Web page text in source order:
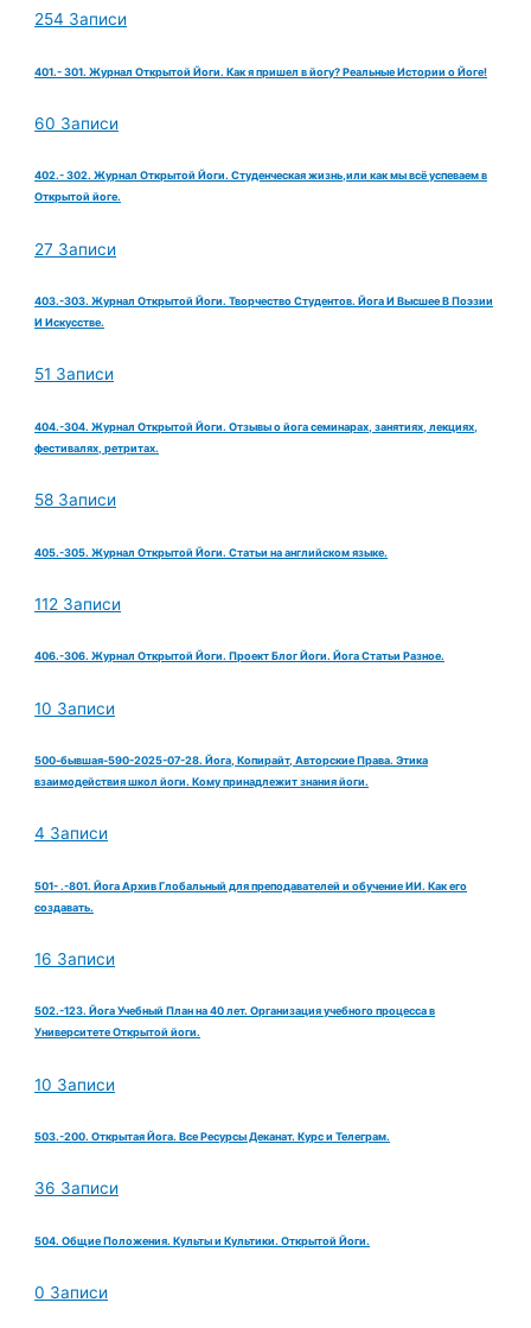
254 Записи
401.- 301. Журнал Открытой Йоги. Как я пришел в йогу? Реальные Истории о Йоге!
60 Записи
402.- 302. Журнал Открытой Йоги. Студенческая жизнь,или как мы всё успеваем в
Открытой йоге.
27 Записи
403.-303. Журнал Открытой Йоги. Творчество Студентов. Йога И Высшее В Поэзии
И Искусстве.
51 Записи
404.-304. Журнал Открытой Йоги. Отзывы о йога семинарах, занятиях, лекциях,
фестивалях, ретритах.
58 Записи
405.-305. Журнал Открытой Йоги. Статьи на английском языке.
112 Записи
406.-306. Журнал Открытой Йоги. Проект Блог Йоги. Йога Статьи Разное.
10 Записи
500-бывшая-590-2025-07-28. Йога, Копирайт, Авторские Права. Этика
взаимодействия школ йоги. Кому принадлежит знания йоги.
4 Записи
501- .-801. Йога Архив Глобальный для преподавателей и обучение ИИ. Как его
создавать.
16 Записи
502.-123. Йога Учебный План на 40 лет. Организация учебного процесса в
Университете Открытой йоги.
10 Записи
503.-200. Открытая Йога. Все Ресурсы Деканат. Курс и Телеграм.
36 Записи
504. Общие Положения. Культы и Культики. Открытой Йоги.
0 Записи